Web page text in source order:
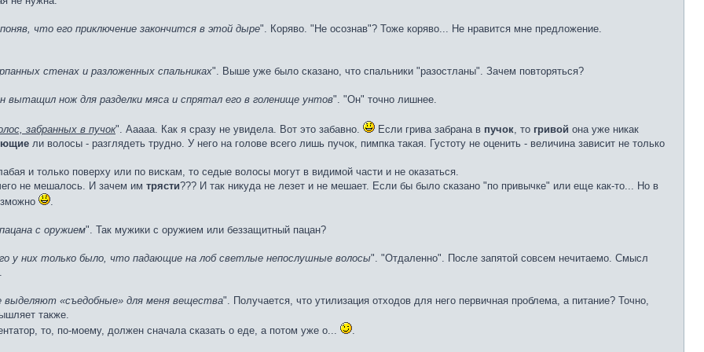
что его приключение закончится в этой дыре". Коряво. "Не осознав"? Тоже коряво... Не нравится мне предложение.
стенах и разложенных спальниках". Выше уже было сказано, что спальники "разостланы". Зачем повторяться?
вытащил нож для разделки мяса и спрятал его в голенище унтов". "Он" точно лишнее.
забранных в пучок". Ааааа. Как я сразу не увидела. Вот это забавно. Если грива забрана в пучок, то гривой она уже никак
ли волосы - разглядеть трудно. У него на голове всего лишь пучок, пимпка такая. Густоту не оценить - величина зависит не только
и только поверху или по вискам, то седые волосы могут в видимой части и не оказаться.
не мешалось. И зачем им трясти??? И так никуда не лезет и не мешает. Если бы было сказано "по привычке" или еще как-то... Но в
.
с оружием". Так мужики с оружием или беззащитный пацан?
у них только было, что падающие на лоб светлые непослушные волосы". "Отдаленно". После запятой совсем нечитаемо. Смысл
«съедобные» для меня вещества". Получается, что утилизация отходов для него первичная проблема, а питание? Точно,
также.
то, по-моему, должен сначала сказать о еде, а потом уже о...
.